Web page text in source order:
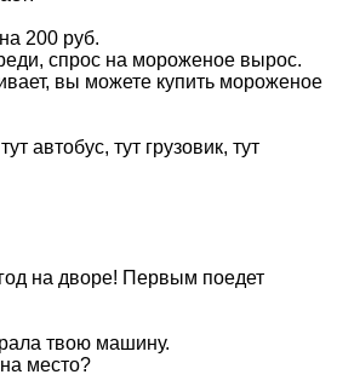
200 руб.
спрос на мороженое вырос.
вы можете купить мороженое
автобус, тут грузовик, тут
на дворе! Первым поедет
твою машину.
место?